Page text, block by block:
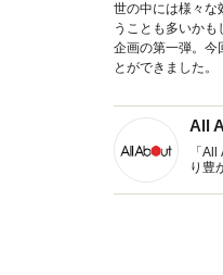
世の中には様々な
うことも多いか
企画の第一弾。今
とができました。
All
「
り豊